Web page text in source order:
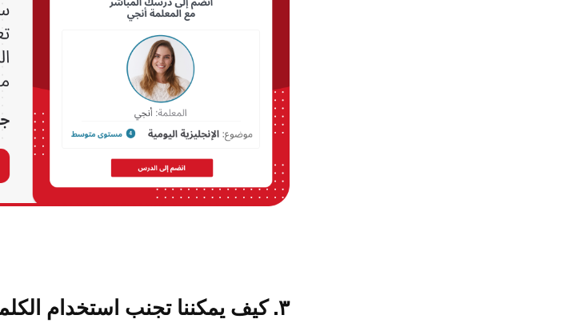
٣. كيف يمكننا تجنب استخدام الكلمات المسيئة؟